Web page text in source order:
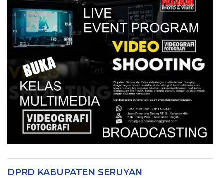
DPRD KABUPATEN SERUYAN